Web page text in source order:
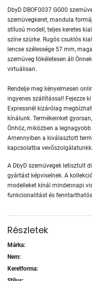
DbyD DBOF0037 GG00
szemüvegkeret, mandula
stílusú modell, teljes keretes
színe szürke. Rugós csuklós
lencse szélessége 57 mm,
szemüveg tökéletesen áll
virtuálisan.
Rendelje meg kényelmesen
ingyenes szállítással! Fejezze
Expressnél kizárólag
kínálunk. Termékeinket
Önhöz, miközben a
Amennyiben a kiválasztott
kapcsolatba
A DbyD szemüvegek letisztult
gyártást képviselnek. A
modelleket kínál mindennapi
funkcionalitást és
Részletek
Márka:
Nem:
Keretforma: